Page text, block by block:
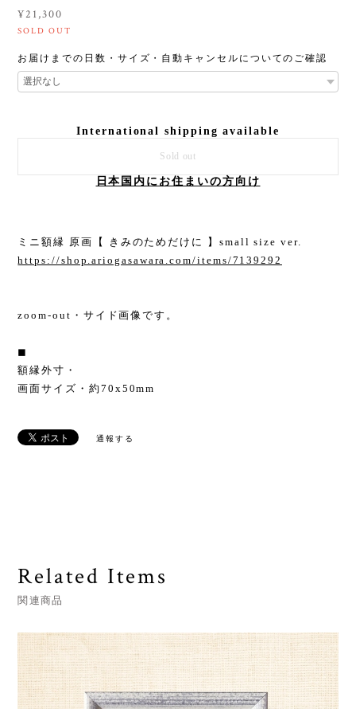
¥21,300
SOLD OUT
お届けまでの日数・サイズ・自動キャンセルについてのご確認
International shipping available
Sold out
日本国内にお住まいの方向け
ミニ額縁 原画【 きみのためだけに 】small size ver.
https://shop.ariogasawara.com/items/7139292
zoom-out・サイド画像です。
◼︎
額縁外寸・
画面サイズ・約70x50mm
通報する
Related Items
関連商品